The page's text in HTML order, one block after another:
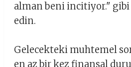
alman beni incitiyor." gibi
edin.
Gelecekteki muhtemel
en az bir kez finansal